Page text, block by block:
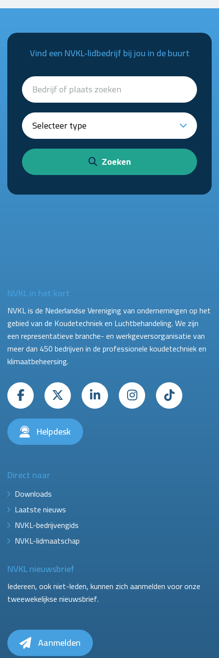
Vind een NVKL-lidbedrijf bij jou in de buurt
Zoeken
NVKL in het kort
NVKL is de Nederlandse Vereniging van ondernemingen op het
gebied van de Koudetechniek en Luchtbehandeling. We zijn
een representatieve branche- en werkgeversorganisatie van
meer dan 450 bedrijven in de professionele koudetechniek en
klimaatbeheersing.
Helpdesk
Direct naar
Downloads
Laatste nieuws
NVKL-bedrijvengids
NVKL-lidmaatschap
NVKL nieuwsbrief
Iedereen, ook niet-leden, kunnen zich aanmelden voor onze
tweewekelijkse nieuwsbrief.
Aanmelden